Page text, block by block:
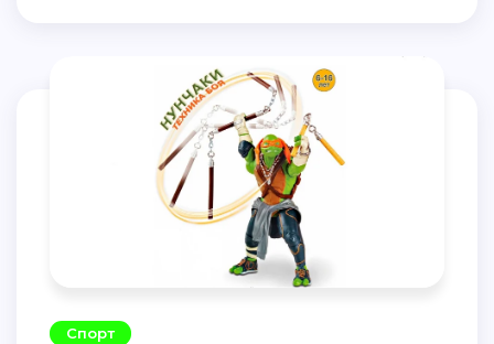
Спорт